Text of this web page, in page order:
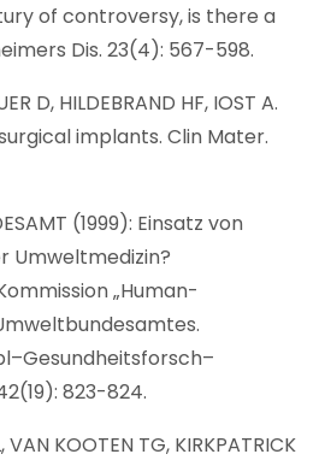
of controversy, is there a
Dis. 23(4): 567-598.
D, HILDEBRAND HF, IOST A.
implants. Clin Mater.
(1999): Einsatz von
Umweltmedizin?
„Human-
823-824.
VAN KOOTEN TG, KIRKPATRICK